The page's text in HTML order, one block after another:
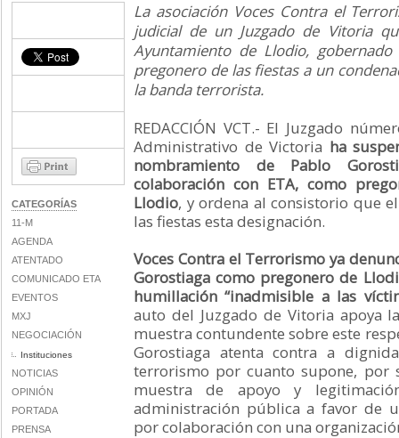
CATEGORÍAS
11-M
AGENDA
ATENTADO
COMUNICADO ETA
EVENTOS
MXJ
NEGOCIACIÓN
Instituciones
NOTICIAS
OPINIÓN
PORTADA
PRENSA
La asociación Voces Contra el
judicial de un Juzgado de Vitoria
Ayuntamiento de Llodio,
pregonero de las fiestas a un
la banda terrorista.
REDACCIÓN VCT.- El Juzgado
Administrativo de Victoria ha
nombramiento de Pablo
colaboración con ETA, como
Llodio, y ordena al consistorio que
las fiestas esta designación.
Voces Contra el Terrorismo ya
Gorostiaga como pregonero de
humillación “inadmisible a las
auto del Juzgado de Vitoria apoya
muestra contundente sobre este
Gorostiaga atenta contra a
terrorismo por cuanto supone, por
muestra de apoyo y
administración pública a favor de
por colaboración con una